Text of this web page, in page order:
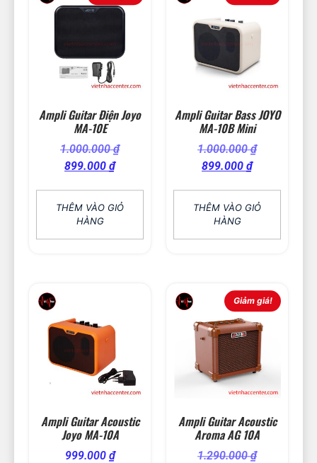
Ampli Guitar Điện Joyo
MA-10E
1.000.000₫
899.000 ₫
THÊM VÀO GIỎ
HÀNG
Ampli Guitar Bass JOYO
MA-10B Mini
1.000.000₫
899.000 ₫
THÊM VÀO GIỎ
HÀNG
Ampli Guitar Acoustic
Joyo MA-10A
999.000 ₫
Giảm giá!
Ampli Guitar Acoustic
Aroma AG 10A
1.290.000₫